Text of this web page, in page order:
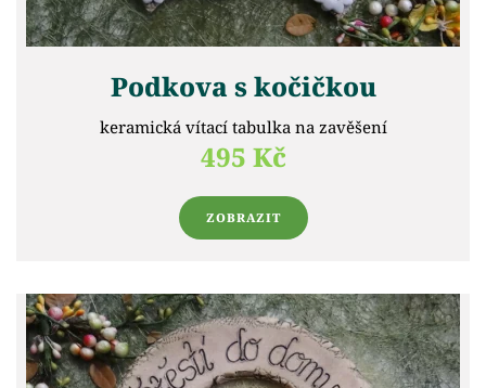
Podkova s kočičkou
keramická vítací tabulka na zavěšení
495 Kč
ZOBRAZIT